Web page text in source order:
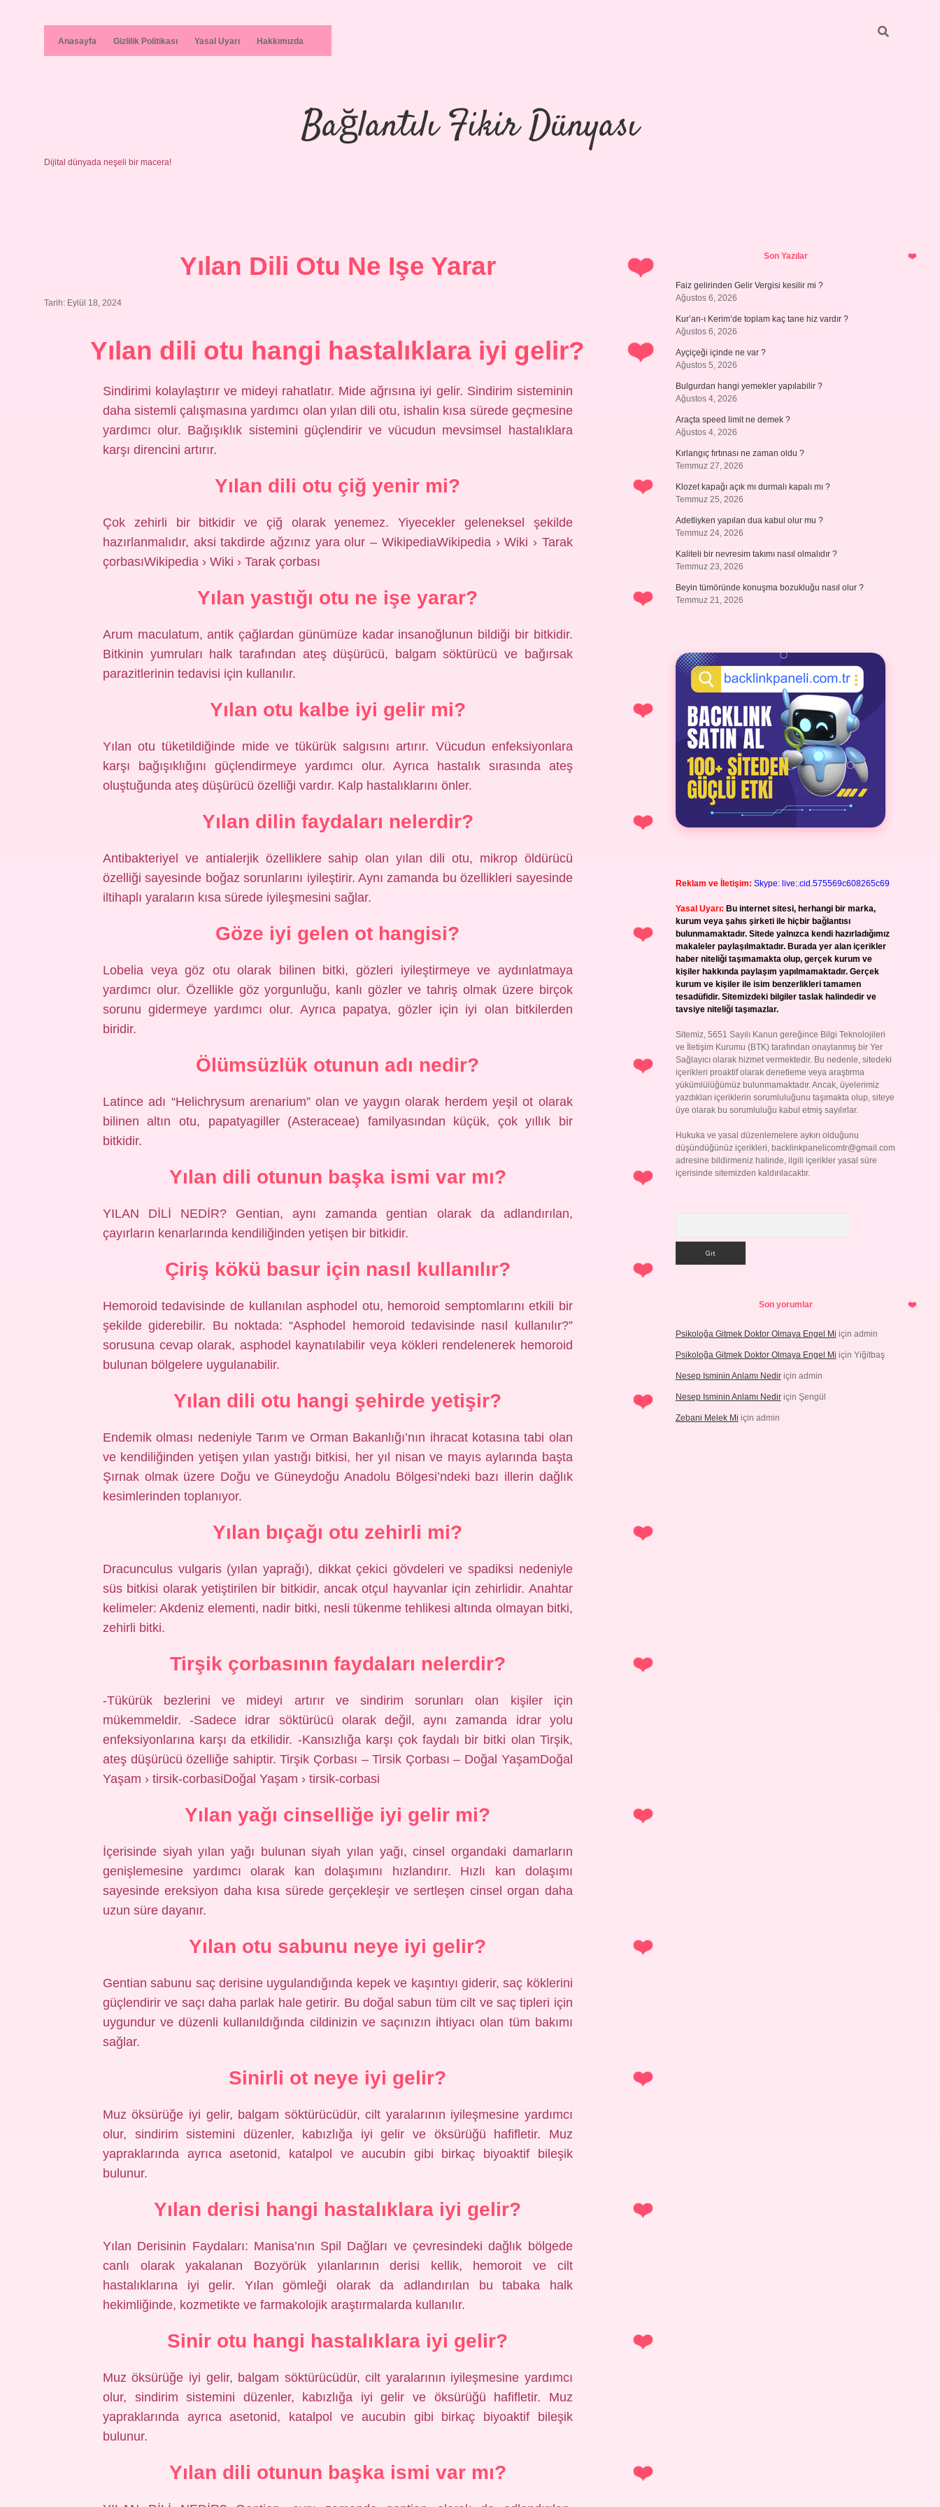
Anasayfa Gizlilik Politikası Yasal Uyarı Hakkımızda
Bağlantılı Fikir Dünyası
Dijital dünyada neşeli bir macera!
Yılan Dili Otu Ne Işe Yarar
Tarih: Eylül 18, 2024
Yılan dili otu hangi hastalıklara iyi gelir?
Sindirimi kolaylaştırır ve mideyi rahatlatır. Mide ağrısına iyi gelir. Sindirim sisteminin
daha sistemli çalışmasına yardımcı olan yılan dili otu, ishalin kısa sürede geçmesine
yardımcı olur. Bağışıklık sistemini güçlendirir ve vücudun mevsimsel hastalıklara
karşı direncini artırır.
Yılan dili otu çiğ yenir mi?
Çok zehirli bir bitkidir ve çiğ olarak yenemez. Yiyecekler geleneksel şekilde
hazırlanmalıdır, aksi takdirde ağzınız yara olur – WikipediaWikipedia › Wiki › Tarak
çorbasıWikipedia › Wiki › Tarak çorbası
Yılan yastığı otu ne işe yarar?
Arum maculatum, antik çağlardan günümüze kadar insanoğlunun bildiği bir bitkidir.
Bitkinin yumruları halk tarafından ateş düşürücü, balgam söktürücü ve bağırsak
parazitlerinin tedavisi için kullanılır.
Yılan otu kalbe iyi gelir mi?
Yılan otu tüketildiğinde mide ve tükürük salgısını artırır. Vücudun enfeksiyonlara
karşı bağışıklığını güçlendirmeye yardımcı olur. Ayrıca hastalık sırasında ateş
oluştuğunda ateş düşürücü özelliği vardır. Kalp hastalıklarını önler.
Yılan dilin faydaları nelerdir?
Antibakteriyel ve antialerjik özelliklere sahip olan yılan dili otu, mikrop öldürücü
özelliği sayesinde boğaz sorunlarını iyileştirir. Aynı zamanda bu özellikleri sayesinde
iltihaplı yaraların kısa sürede iyileşmesini sağlar.
Göze iyi gelen ot hangisi?
Lobelia veya göz otu olarak bilinen bitki, gözleri iyileştirmeye ve aydınlatmaya
yardımcı olur. Özellikle göz yorgunluğu, kanlı gözler ve tahriş olmak üzere birçok
sorunu gidermeye yardımcı olur. Ayrıca papatya, gözler için iyi olan bitkilerden
biridir.
Ölümsüzlük otunun adı nedir?
Latince adı “Helichrysum arenarium” olan ve yaygın olarak herdem yeşil ot olarak
bilinen altın otu, papatyagiller (Asteraceae) familyasından küçük, çok yıllık bir
bitkidir.
Yılan dili otunun başka ismi var mı?
YILAN DİLİ NEDİR? Gentian, aynı zamanda gentian olarak da adlandırılan,
çayırların kenarlarında kendiliğinden yetişen bir bitkidir.
Çiriş kökü basur için nasıl kullanılır?
Hemoroid tedavisinde de kullanılan asphodel otu, hemoroid semptomlarını etkili bir
şekilde giderebilir. Bu noktada: “Asphodel hemoroid tedavisinde nasıl kullanılır?”
sorusuna cevap olarak, asphodel kaynatılabilir veya kökleri rendelenerek hemoroid
bulunan bölgelere uygulanabilir.
Yılan dili otu hangi şehirde yetişir?
Endemik olması nedeniyle Tarım ve Orman Bakanlığı’nın ihracat kotasına tabi olan
ve kendiliğinden yetişen yılan yastığı bitkisi, her yıl nisan ve mayıs aylarında başta
Şırnak olmak üzere Doğu ve Güneydoğu Anadolu Bölgesi’ndeki bazı illerin dağlık
kesimlerinden toplanıyor.
Yılan bıçağı otu zehirli mi?
Dracunculus vulgaris (yılan yaprağı), dikkat çekici gövdeleri ve spadiksi nedeniyle
süs bitkisi olarak yetiştirilen bir bitkidir, ancak otçul hayvanlar için zehirlidir. Anahtar
kelimeler: Akdeniz elementi, nadir bitki, nesli tükenme tehlikesi altında olmayan bitki,
zehirli bitki.
Tirşik çorbasının faydaları nelerdir?
-Tükürük bezlerini ve mideyi artırır ve sindirim sorunları olan kişiler için
mükemmeldir. -Sadece idrar söktürücü olarak değil, aynı zamanda idrar yolu
enfeksiyonlarına karşı da etkilidir. -Kansızlığa karşı çok faydalı bir bitki olan Tirşik,
ateş düşürücü özelliğe sahiptir. Tirşik Çorbası – Tirsik Çorbası – Doğal YaşamDoğal
Yaşam › tirsik-corbasiDoğal Yaşam › tirsik-corbasi
Yılan yağı cinselliğe iyi gelir mi?
İçerisinde siyah yılan yağı bulunan siyah yılan yağı, cinsel organdaki damarların
genişlemesine yardımcı olarak kan dolaşımını hızlandırır. Hızlı kan dolaşımı
sayesinde ereksiyon daha kısa sürede gerçekleşir ve sertleşen cinsel organ daha
uzun süre dayanır.
Yılan otu sabunu neye iyi gelir?
Gentian sabunu saç derisine uygulandığında kepek ve kaşıntıyı giderir, saç köklerini
güçlendirir ve saçı daha parlak hale getirir. Bu doğal sabun tüm cilt ve saç tipleri için
uygundur ve düzenli kullanıldığında cildinizin ve saçınızın ihtiyacı olan tüm bakımı
sağlar.
Sinirli ot neye iyi gelir?
Muz öksürüğe iyi gelir, balgam söktürücüdür, cilt yaralarının iyileşmesine yardımcı
olur, sindirim sistemini düzenler, kabızlığa iyi gelir ve öksürüğü hafifletir. Muz
yapraklarında ayrıca asetonid, katalpol ve aucubin gibi birkaç biyoaktif bileşik
bulunur.
Yılan derisi hangi hastalıklara iyi gelir?
Yılan Derisinin Faydaları: Manisa’nın Spil Dağları ve çevresindeki dağlık bölgede
canlı olarak yakalanan Bozyörük yılanlarının derisi kellik, hemoroit ve cilt
hastalıklarına iyi gelir. Yılan gömleği olarak da adlandırılan bu tabaka halk
hekimliğinde, kozmetikte ve farmakolojik araştırmalarda kullanılır.
Sinir otu hangi hastalıklara iyi gelir?
Muz öksürüğe iyi gelir, balgam söktürücüdür, cilt yaralarının iyileşmesine yardımcı
olur, sindirim sistemini düzenler, kabızlığa iyi gelir ve öksürüğü hafifletir. Muz
yapraklarında ayrıca asetonid, katalpol ve aucubin gibi birkaç biyoaktif bileşik
bulunur.
Yılan dili otunun başka ismi var mı?
SidebarSon Yazılar
Faiz gelirinden Gelir Vergisi kesilir mi ?
Ağustos 6, 2026
Kur’an-ı Kerim’de toplam kaç tane hiz vardır ?
Ağustos 6, 2026
Ayçiçeği içinde ne var ?
Ağustos 5, 2026
Bulgurdan hangi yemekler yapılabilir ?
Ağustos 4, 2026
Araçta speed limit ne demek ?
Ağustos 4, 2026
Kırlangıç fırtınası ne zaman oldu ?
Temmuz 27, 2026
Klozet kapağı açık mı durmalı kapalı mı ?
Temmuz 25, 2026
Adetliyken yapılan dua kabul olur mu ?
Temmuz 24, 2026
Kaliteli bir nevresim takımı nasıl olmalıdır ?
Temmuz 23, 2026
Beyin tümöründe konuşma bozukluğu nasıl olur ?
Temmuz 21, 2026
Reklam ve İletişim: Skype: live:.cid.575569c608265c69
Yasal Uyarı: Bu internet sitesi, herhangi bir marka,
kurum veya şahıs şirketi ile hiçbir bağlantısı
bulunmamaktadır. Sitede yalnızca kendi hazırladığımız
makaleler paylaşılmaktadır. Burada yer alan içerikler
haber niteliği taşımamakta olup, gerçek kurum ve
kişiler hakkında paylaşım yapılmamaktadır. Gerçek
kurum ve kişiler ile isim benzerlikleri tamamen
tesadüfidir. Sitemizdeki bilgiler taslak halindedir ve
tavsiye niteliği taşımazlar.
Sitemiz, 5651 Sayılı Kanun gereğince Bilgi Teknolojileri
ve İletişim Kurumu (BTK) tarafından onaylanmış bir Yer
Sağlayıcı olarak hizmet vermektedir. Bu nedenle, sitedeki
içerikleri proaktif olarak denetleme veya araştırma
yükümlülüğümüz bulunmamaktadır. Ancak, üyelerimiz
yazdıkları içeriklerin sorumluluğunu taşımakta olup, siteye
üye olarak bu sorumluluğu kabul etmiş sayılırlar.
Hukuka ve yasal düzenlemelere aykırı olduğunu
düşündüğünüz içerikleri, backlinkpanelicomtr@gmail.com
adresine bildirmeniz halinde, ilgili içerikler yasal süre
içerisinde sitemizden kaldırılacaktır.
Son yorumlar
Psikoloğa Gitmek Doktor Olmaya Engel Mi için admin
Psikoloğa Gitmek Doktor Olmaya Engel Mi için Yiğitbaş
Nesep Isminin Anlamı Nediriçin admin
Nesep Isminin Anlamı Nediriçin Şengül
Zebani Melek Mi için admin